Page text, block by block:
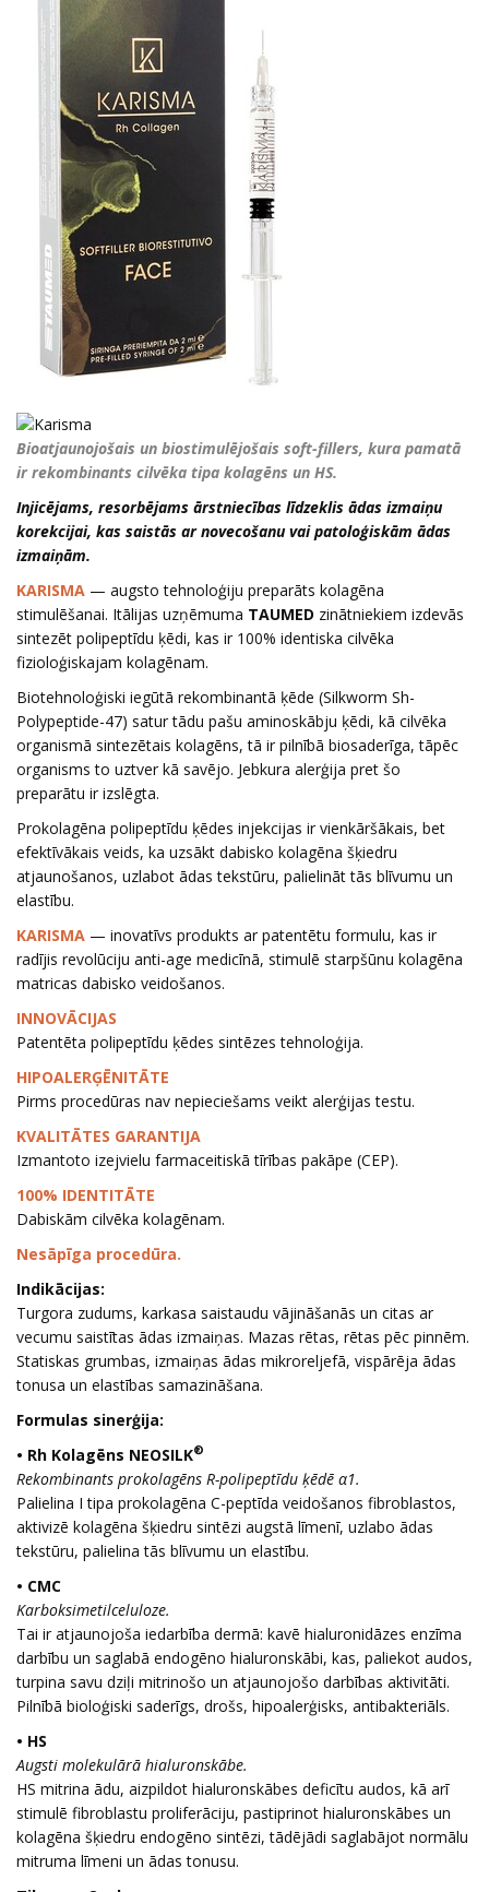
Bioatjaunojošais un biostimulējošais soft-fillers, kura pamatā
ir rekombinants cilvēka tipa kolagēns un HS.
Injicējams, resorbējams ārstniecības līdzeklis ādas izmaiņu
korekcijai, kas saistās ar novecošanu vai patoloģiskām ādas
izmaiņām.
KARISMA — augsto tehnoloģiju preparāts kolagēna
stimulēšanai. Itālijas uzņēmuma TAUMED zinātniekiem izdevās
sintezēt polipeptīdu ķēdi, kas ir 100% identiska cilvēka
fizioloģiskajam kolagēnam.
Biotehnoloģiski iegūtā rekombinantā ķēde (Silkworm Sh-
Polypeptide-47) satur tādu pašu aminoskābju ķēdi, kā cilvēka
organismā sintezētais kolagēns, tā ir pilnībā biosaderīga, tāpēc
organisms to uztver kā savējo. Jebkura alerģija pret šo
preparātu ir izslēgta.
Prokolagēna polipeptīdu ķēdes injekcijas ir vienkāršākais, bet
efektīvākais veids, ka uzsākt dabisko kolagēna šķiedru
atjaunošanos, uzlabot ādas tekstūru, palielināt tās blīvumu un
elastību.
KARISMA — inovatīvs produkts ar patentētu formulu, kas ir
radījis revolūciju anti-age medicīnā, stimulē starpšūnu kolagēna
matricas dabisko veidošanos.
INNOVĀCIJAS
Patentēta polipeptīdu ķēdes sintēzes tehnoloģija.
HIPOALERĢĒNITĀTE
Pirms procedūras nav nepieciešams veikt alerģijas testu.
KVALITĀTES GARANTIJA
Izmantoto izejvielu farmaceitiskā tīrības pakāpe (CEP).
100% IDENTITĀTE
Dabiskām cilvēka kolagēnam.
Nesāpīga procedūra.
Indikācijas:
Turgora zudums, karkasa saistaudu vājināšanās un citas ar
vecumu saistītas ādas izmaiņas. Mazas rētas, rētas pēc pinnēm.
Statiskas grumbas, izmaiņas ādas mikroreljefā, vispārēja ādas
tonusa un elastības samazināšana.
Formulas sinerģija:
• Rh Kolagēns NEOSILK®
Rekombinants prokolagēns R-polipeptīdu ķēdē α1.
Palielina I tipa prokolagēna C-peptīda veidošanos fibroblastos,
aktivizē kolagēna šķiedru sintēzi augstā līmenī, uzlabo ādas
tekstūru, palielina tās blīvumu un elastību.
• CMC
Karboksimetilceluloze.
Tai ir atjaunojoša iedarbība dermā: kavē hialuronidāzes enzīma
darbību un saglabā endogēno hialuronskābi, kas, paliekot audos,
turpina savu dziļi mitrinošo un atjaunojošo darbības aktivitāti.
Pilnībā bioloģiski saderīgs, drošs, hipoalerģisks, antibakteriāls.
• HS
Augsti molekulārā hialuronskābe.
HS mitrina ādu, aizpildot hialuronskābes deficītu audos, kā arī
stimulē fibroblastu proliferāciju, pastiprinot hialuronskābes un
kolagēna šķiedru endogēno sintēzi, tādējādi saglabājot normālu
mitruma līmeni un ādas tonusu.